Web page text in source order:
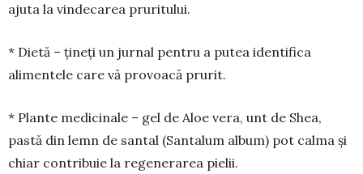
ajuta la vindecarea pruritului.
* Dietă – țineți un jurnal pentru a putea iden­tifica
alimentele care vă provoacă prurit.
* Plante medicinale – gel de Aloe vera, unt de Shea,
pastă din lemn de santal (Santalum album) pot calma și
chiar contribuie la regenerarea pielii.